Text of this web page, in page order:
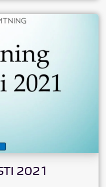
2021